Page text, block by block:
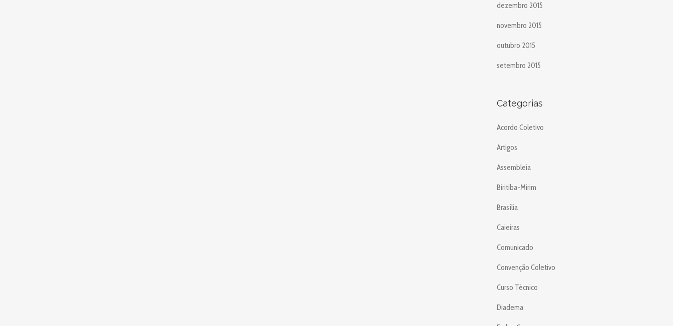
dezembro 2015
novembro 2015
outubro 2015
setembro 2015
Categorias
Acordo Coletivo
Artigos
Assembleia
Biritiba-Mirim
Brasília
Caieiras
Comunicado
Convenção Coletivo
Curso Técnico
Diadema